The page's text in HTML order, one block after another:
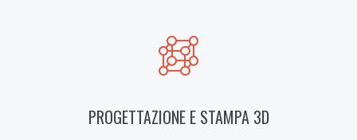
PROGETTAZIONE E STAMPA 3D